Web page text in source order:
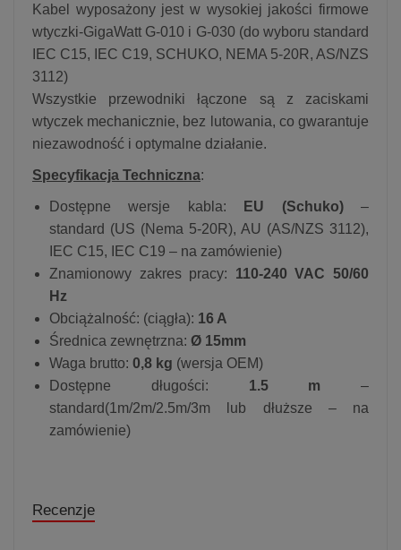
Kabel wyposażony jest w wysokiej jakości firmowe
wtyczki-GigaWatt G-010 i G-030 (do wyboru standard
IEC C15, IEC C19, SCHUKO, NEMA 5-20R, AS/NZS
3112)
Wszystkie przewodniki łączone są z zaciskami
wtyczek mechanicznie, bez lutowania, co gwarantuje
niezawodność i optymalne działanie.
Specyfikacja Techniczna:
Dostępne wersje kabla: EU (Schuko)–
standard (US (Nema 5-20R), AU (AS/NZS 3112),
IEC C15, IEC C19 – na zamówienie)
Znamionowy zakres pracy: 110-240 VAC 50/60
Hz
Obciążalność: (ciągła): 16 A
Średnica zewnętrzna: Ø 15mm
Waga brutto: 0,8 kg (wersja OEM)
Dostępne długości: 1.5 m –
standard(1m/2m/2.5m/3m lub dłuższe – na
zamówienie)
Recenzje